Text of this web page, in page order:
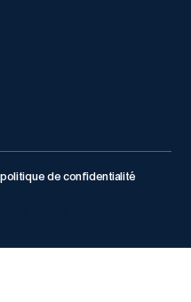
politique de confidentialité